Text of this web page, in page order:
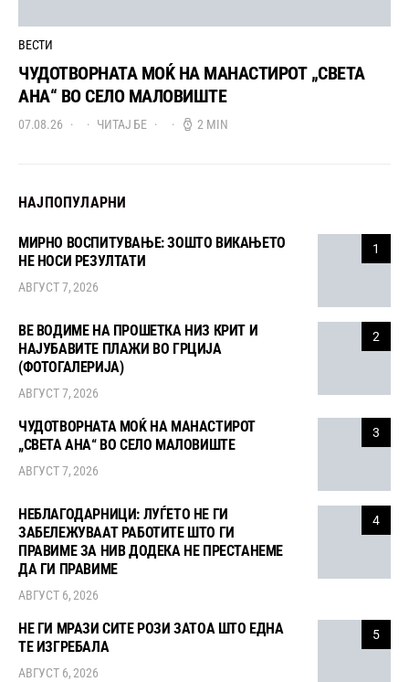
ВЕСТИ
ЧУДОТВОРНАТА МОЌ НА МАНАСТИРОТ „СВЕТА
АНА“ ВО СЕЛО МАЛОВИШТЕ
07.08.26 ЧИТАЈ БЕ 2 MIN
НАЈПОПУЛАРНИ
1
МИРНО ВОСПИТУВАЊЕ: ЗОШТО ВИКАЊЕТО
НЕ НОСИ РЕЗУЛТАТИ
АВГУСТ 7, 2026
2
ВЕ ВОДИМЕ НА ПРОШЕТКА НИЗ КРИТ И
НАЈУБАВИТЕ ПЛАЖИ ВО ГРЦИЈА
(ФОТОГАЛЕРИЈА)
АВГУСТ 7, 2026
3
ЧУДОТВОРНАТА МОЌ НА МАНАСТИРОТ
„СВЕТА АНА“ ВО СЕЛО МАЛОВИШТЕ
АВГУСТ 7, 2026
4
НЕБЛАГОДАРНИЦИ: ЛУЃЕТО НЕ ГИ
ЗАБЕЛЕЖУВААТ РАБОТИТЕ ШТО ГИ
ПРАВИМЕ ЗА НИВ ДОДЕКА НЕ ПРЕСТАНЕМЕ
ДА ГИ ПРАВИМЕ
АВГУСТ 6, 2026
5
НЕ ГИ МРАЗИ СИТЕ РОЗИ ЗАТОА ШТО ЕДНА
ТЕ ИЗГРЕБАЛА
АВГУСТ 6, 2026